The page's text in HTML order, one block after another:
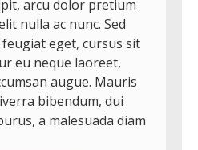
arcu dolor pretium
nulla ac nunc. Sed
eget, cursus sit
eu neque laoreet,
augue. Mauris
bibendum, dui
a malesuada diam